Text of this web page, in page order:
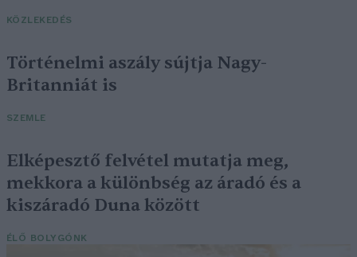
KÖZLEKEDÉS
Történelmi aszály sújtja Nagy-
Britanniát is
SZEMLE
Elképesztő felvétel mutatja meg,
mekkora a különbség az áradó és a
kiszáradó Duna között
ÉLŐ BOLYGÓNK